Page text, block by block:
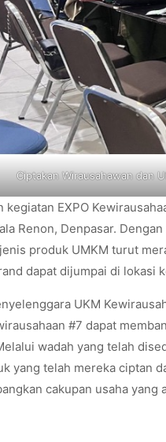
Ciptakan Wirausahawan dan
kegiatan EXPO
Renon, Denpasar.
produk UMKM turut
dapat dijumpai di lokasi
UKM
#7 dapat
wadah yang telah
yang telah mereka ciptan
cakupan usaha yang